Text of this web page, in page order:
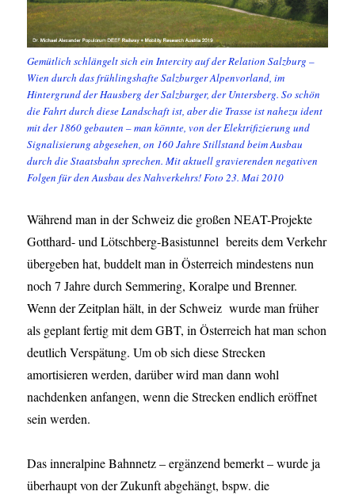
Gemütlich schlängelt sich ein Intercity auf der Relation Salzburg –
Wien durch das frühlingshafte Salzburger Alpenvorland, im
Hintergrund der Hausberg der Salzburger, der Untersberg. So schön
die Fahrt durch diese Landschaft ist, aber die Trasse ist nahezu ident
mit der 1860 gebauten – man könnte, von der Elektrifizierung und
Signalisierung abgesehen, on 160 Jahre Stillstand beim Ausbau
durch die Staatsbahn sprechen. Mit aktuell gravierenden negativen
Folgen für den Ausbau des Nahverkehrs! Foto 23. Mai 2010
Während man in der Schweiz die großen NEAT-Projekte
Gotthard- und Lötschberg-Basistunnel bereits dem Verkehr
übergeben hat, buddelt man in Österreich mindestens nun
noch 7 Jahre durch Semmering, Koralpe und Brenner.
Wenn der Zeitplan hält, in der Schweiz wurde man früher
als geplant fertig mit dem GBT, in Österreich hat man schon
deutlich Verspätung. Um ob sich diese Strecken
amortisieren werden, darüber wird man dann wohl
nachdenken anfangen, wenn die Strecken endlich eröffnet
sein werden.
Das inneralpine Bahnnetz – ergänzend bemerkt – wurde ja
überhaupt von der Zukunft abgehängt, bspw. die